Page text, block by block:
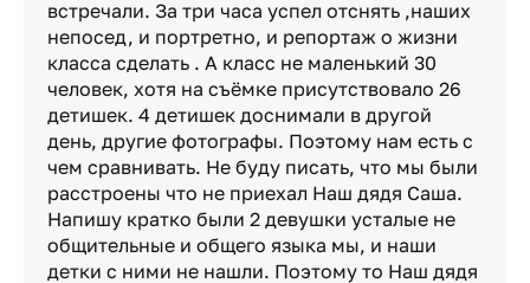
встречали. За три часа успел отснять ,наших
непосед, и портретно, и репортаж о жизни
класса сделать . А класс не маленький 30
человек, хотя на съёмке присутствовало 26
детишек. 4 детишек доснимали в другой
день, другие фотографы. Поэтому нам есть с
чем сравнивать. Не буду писать, что мы были
расстроены что не приехал Наш дядя Саша.
Напишу кратко были 2 девушки усталые не
общительные и общего языка мы, и наши
детки с ними не нашли. Поэтому то Наш дядя